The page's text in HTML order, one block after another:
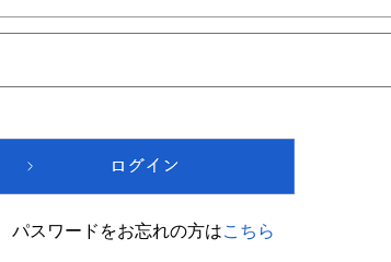
パスワードをお忘れの方はこちら